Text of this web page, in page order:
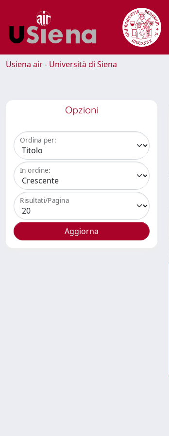
Usiena air - Università di Siena
Opzioni
Ordina per:
In ordine:
Risultati/Pagina